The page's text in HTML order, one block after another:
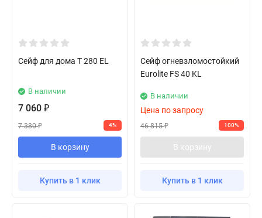
Сейф для дома T 280 EL
В наличии
7 060 ₽
7 380₽ 4%
В корзину
Купить в 1 клик
Сейф огневзломостойкий
Eurolite FS 40 KL
В наличии
Цена по запросу
46 815₽ 100%
В корзину
Купить в 1 клик